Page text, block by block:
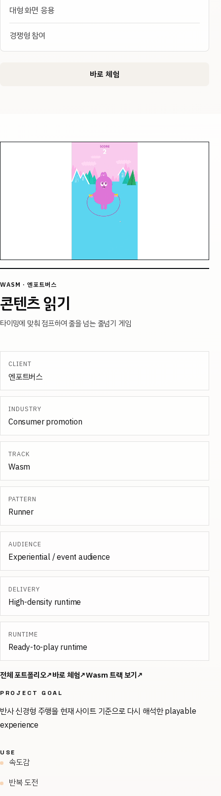
대형 화면 응용
경쟁형 참여
바로 체험
WASM · 엔포트버스
콘텐츠 읽기
타이밍에 맞춰 점프하여 줄을 넘는 줄넘기 게임
CLIENT
엔포트버스
INDUSTRY
Consumer promotion
TRACK
Wasm
PATTERN
Runner
AUDIENCE
Experiential / event audience
DELIVERY
High-density runtime
RUNTIME
Ready-to-play runtime
전체 포트폴리오↗바로 체험↗Wasm트랙 보기↗
PROJECT GOAL
반사 신경형 주행을 현재 사이트 기준으로 다시 해석한 playable
experience
USE
속도감
반복 도전